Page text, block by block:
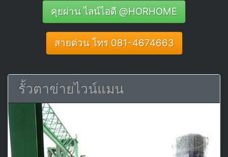
คุยผ่าน ไลน์ไอดี @HORHOME
สายด่วน โทร 081-4674663
รั้วตาข่ายไวน์แมน